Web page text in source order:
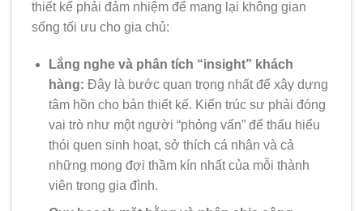
thiết kế phải đảm nhiệm để mang lại không gian
sống tối ưu cho gia chủ:
Lắng nghe và phân tích “insight” khách
hàng: Đây là bước quan trọng nhất để xây dựng
tâm hồn cho bản thiết kế. Kiến trúc sư phải đóng
vai trò như một người “phỏng vấn” để thấu hiểu
thói quen sinh hoạt, sở thích cá nhân và cả
những mong đợi thầm kín nhất của mỗi thành
viên trong gia đình.